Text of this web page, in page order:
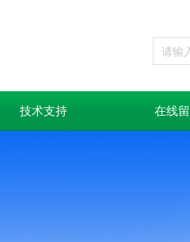
技术支持 在线